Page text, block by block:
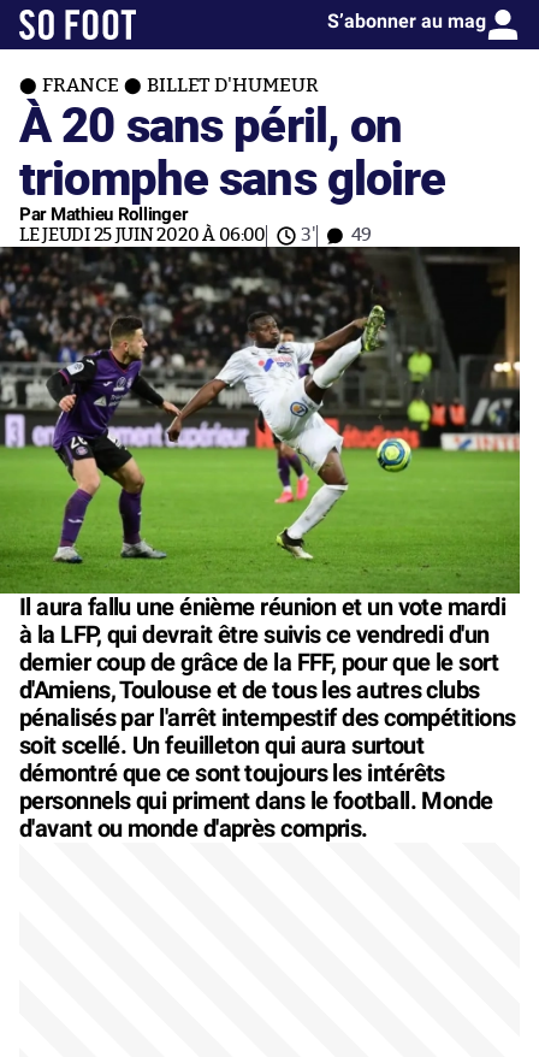
S’abonner au mag
FRANCE BILLET D'HUMEUR
À 20 sans péril, on
triomphe sans gloire
Par Mathieu Rollinger
LE JEUDI 25 JUIN 2020 À 06:00 3' 49
Il aura fallu une énième réunion et un vote mardi
à la LFP, qui devrait être suivis ce vendredi d'un
dernier coup de grâce de la FFF, pour que le sort
d'Amiens, Toulouse et de tous les autres clubs
pénalisés par l'arrêt intempestif des compétitions
soit scellé. Un feuilleton qui aura surtout
démontré que ce sont toujours les intérêts
personnels qui priment dans le football. Monde
d'avant ou monde d'après compris.